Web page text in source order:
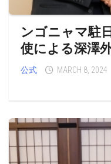
ンゴニャマ駐
使による深澤
公式 MARCH 8, 2024